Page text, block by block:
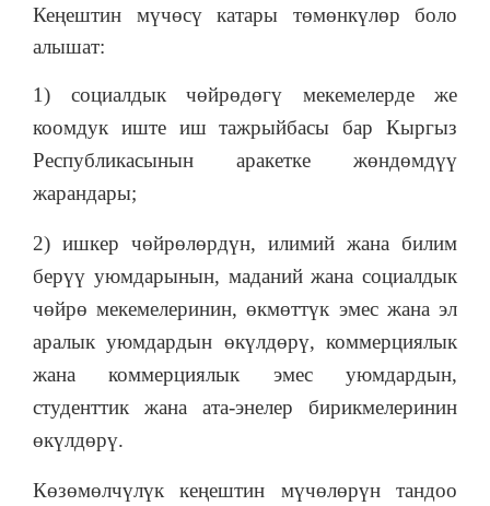
Кеңештин мүчөсү катары төмөнкүлөр боло
алышат:
1) социалдык чөйрөдөгү мекемелерде же
коомдук иште иш тажрыйбасы бар Кыргыз
Республикасынын аракетке жөндөмдүү
жарандары;
2) ишкер чөйрөлөрдүн, илимий жана билим
берүү уюмдарынын, маданий жана социалдык
чөйрө мекемелеринин, өкмөттүк эмес жана эл
аралык уюмдардын өкүлдөрү, коммерциялык
жана коммерциялык эмес уюмдардын,
студенттик жана ата-энелер бирикмелеринин
өкүлдөрү.
Көзөмөлчүлүк кеңештин мүчөлөрүн тандоо